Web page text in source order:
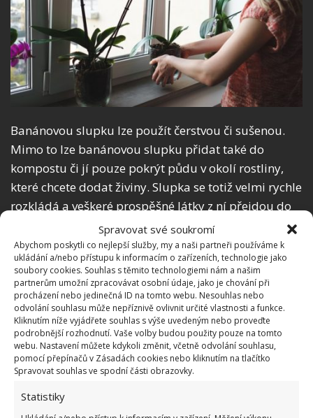
Spravovat své soukromí
Abychom poskytli co nejlepší služby, my a naši partneři používáme k
ukládání a/nebo přístupu k informacím o zařízeních, technologie jako
soubory cookies. Souhlas s těmito technologiemi nám a našim
partnerům umožní zpracovávat osobní údaje, jako je chování při
procházení nebo jedinečná ID na tomto webu. Nesouhlas nebo
odvolání souhlasu může nepříznivě ovlivnit určité vlastnosti a funkce.
Kliknutím níže vyjádřete souhlas s výše uvedeným nebo proveďte
podrobnější rozhodnutí. Vaše volby budou použity pouze na tomto
webu. Nastavení můžete kdykoli změnit, včetně odvolání souhlasu,
pomocí přepínačů v Zásadách cookies nebo kliknutím na tlačítko
Spravovat souhlas ve spodní části obrazovky.
Statistiky
Banánovou slupku lze použít čerstvou či sušenou.
Mimo to lze banánovou slupku přidat také do
kompostu či jí pouze pokrýt půdu v okolí rostliny,
které chcete dodat živiny. Slupka se totiž velmi rychle
rozkládá a veškeré prospěšné látky z ní přejdou do
Příprava hnojiva z banánové slupky
V případě čerstvých banánových slupek se
doporučuje jejich namočení do vody o pokojové
teplotě. Na tři litry vody použijte tři slupky z banánu
a nechte ve vodě louhovat po dobu tří dnů. Následně
roztok zřeďte vodou v poměru jedna ku jedné a